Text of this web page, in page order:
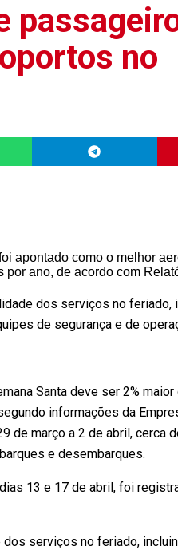
no
dos serviços no feriado,
de segurança e de
Santa deve ser 2% maior
informações da
de março a 2 de abril, cerca
e desembarques.
13 e 17 de abril, foi
serviços no feriado,